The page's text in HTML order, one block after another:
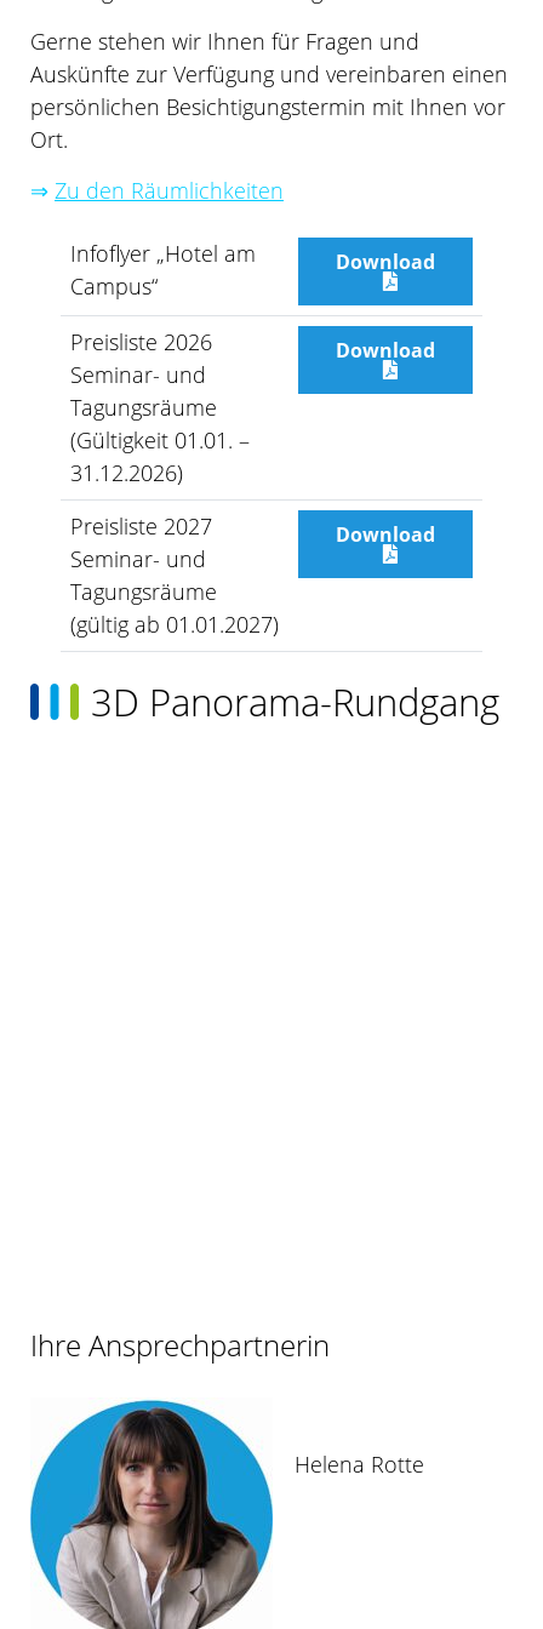
Gerne stehen wir Ihnen für Fragen und
Auskünfte zur Verfügung und vereinbaren einen
persönlichen Besichtigungstermin mit Ihnen vor
Ort.
⇒ Zu den Räumlichkeiten
Infoflyer „Hotel am
Campus“
Download
Preisliste 2026
Seminar- und
Tagungsräume
(Gültigkeit 01.01. –
31.12.2026)
Download
Preisliste 2027
Seminar- und
Tagungsräume
(gültig ab 01.01.2027)
Download
3D Panorama-Rundgang
Ihre Ansprechpartnerin
Helena Rotte